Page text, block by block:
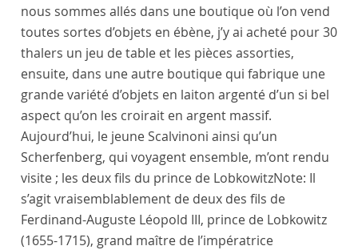
nous sommes allés dans une boutique où l’on vend
toutes sortes d’objets en ébène, j’y ai acheté pour 30
thalers un jeu de table et les pièces assorties,
ensuite, dans une autre boutique qui fabrique une
grande variété d’objets en laiton argenté d’un si bel
aspect qu’on les croirait en argent massif.
Aujourd’hui, le jeuneScalvinoni ainsi qu’un
Scherfenberg, qui voyagent ensemble, m’ont rendu
visite ; les deux fils du prince de LobkowitzNote: Il
s’agit vraisemblablement de deux des fils de
Ferdinand-Auguste Léopold III, prince de Lobkowitz
(1655-1715), grand maître de l’impératrice